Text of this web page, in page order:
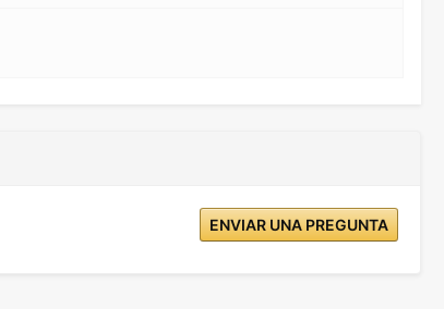
ENVIAR UNA PREGUNTA